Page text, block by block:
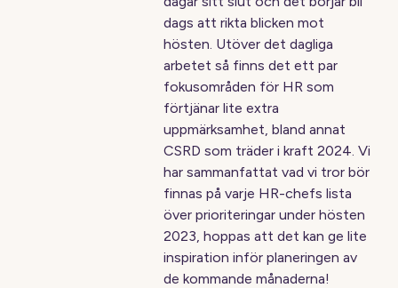
dags att rikta blicken mot
hösten. Utöver det dagliga
arbetet så finns det ett par
fokusområden för HR som
förtjänar lite extra
uppmärksamhet, bland annat
CSRD som träder i kraft 2024. Vi
har sammanfattat vad vi tror bör
finnas på varje HR-chefs lista
över prioriteringar under hösten
2023, hoppas att det kan ge lite
inspiration inför planeringen av
de kommande månaderna!